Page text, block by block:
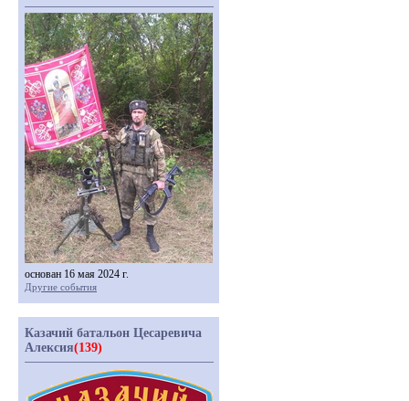
основан 16 мая 2024 г.
Другие события
Казачий батальон Цесаревича
Алексия(139)